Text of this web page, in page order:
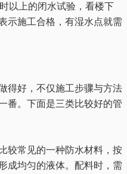
以上的闭水试验，看楼下
示施工合格，有湿水点就需
好，不仅施工步骤与方法
番。下面是三类比较好的管
常见的一种防水材料，按
成均匀的液体。配料时，需